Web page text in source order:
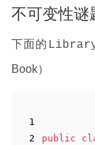
不可变性谜
下面的
Book）
public